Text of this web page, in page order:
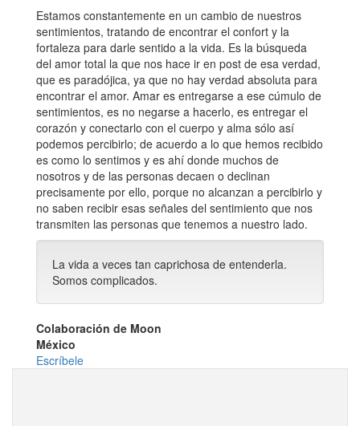
Estamos constantemente en un cambio de nuestros
sentimientos, tratando de encontrar el confort y la
fortaleza para darle sentido a la vida. Es la búsqueda
del amor total la que nos hace ir en post de esa verdad,
que es paradójica, ya que no hay verdad absoluta para
encontrar el amor. Amar es entregarse a ese cúmulo de
sentimientos, es no negarse a hacerlo, es entregar el
corazón y conectarlo con el cuerpo y alma sólo así
podemos percibirlo; de acuerdo a lo que hemos recibido
es como lo sentimos y es ahí donde muchos de
nosotros y de las personas decaen o declinan
precisamente por ello, porque no alcanzan a percibirlo y
no saben recibir esas señales del sentimiento que nos
transmiten las personas que tenemos a nuestro lado.
La vida a veces tan caprichosa de entenderla.
Somos complicados.
Colaboración de Moon
México
Escríbele